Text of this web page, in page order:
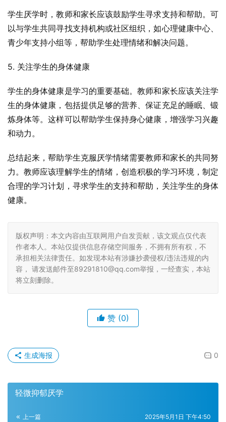
学生厌学时，教师和家长应该鼓励学生寻求支持和帮助。可
以与学生共同寻找支持机构或社区组织，如心理健康中心、
青少年支持小组等，帮助学生处理情绪和解决问题。
5. 关注学生的身体健康
学生的身体健康是学习的重要基础。教师和家长应该关注学
生的身体健康，包括提供足够的营养、保证充足的睡眠、锻
炼身体等。这样可以帮助学生保持身心健康，增强学习兴趣
和动力。
总结起来，帮助学生克服厌学情绪需要教师和家长的共同努
力。教师应该理解学生的情绪，创造积极的学习环境，制定
合理的学习计划，寻求学生的支持和帮助，关注学生的身体
健康。
版权声明：本文内容由互联网用户自发贡献，该文观点仅代表
作者本人。本站仅提供信息存储空间服务，不拥有所有权，不
承担相关法律责任。如发现本站有涉嫌抄袭侵权/违法违规的内
容， 请发送邮件至89291810@qq.com举报，一经查实，本站
将立刻删除。
赞 (0)
0
生成海报
轻微抑郁厌学
上一篇 2025年5月1日 下午4:50